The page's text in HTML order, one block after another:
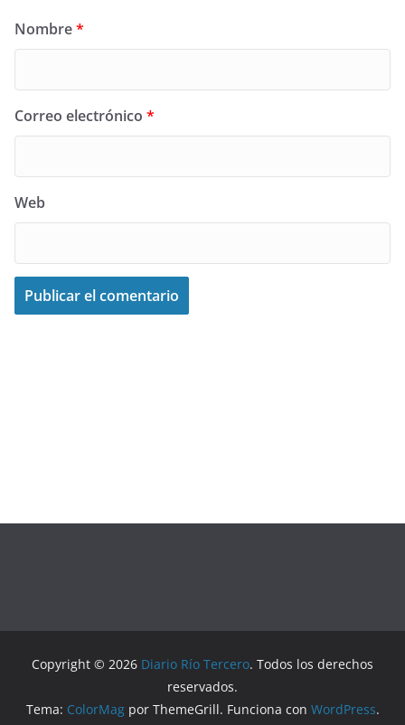
Nombre*
Correo electrónico *
Web
Copyright © 2026 Diario Río Tercero. Todos los derechos
reservados.
Tema: ColorMagpor ThemeGrill. Funciona con WordPress.